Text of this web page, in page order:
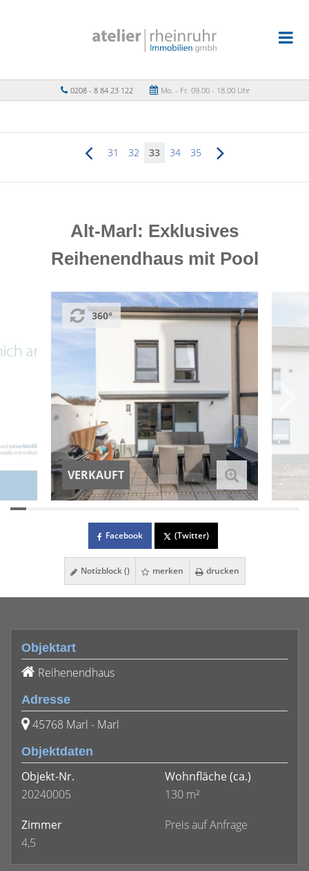
0208 - 8 84 23 122 Mo. - Fr. 09.00 - 18.00 Uhr
31 32 33 34 35
Alt-Marl: Exklusives
Reihenendhaus mit Pool
VERKAUFT
360°
Facebook (Twitter)
Notizblock () merken drucken
Objektart
Reihenendhaus
Adresse
45768 Marl - Marl
Objektdaten
Objekt-Nr.
20240005
Wohnfläche (ca.)
130 m²
Zimmer
4,5
Preis auf Anfrage